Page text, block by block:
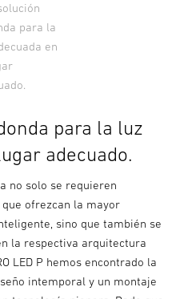
para la
en
para la luz
adecuado.
no solo se requieren
ofrezcan la mayor
sino que también se
la respectiva arquitectura
LED P hemos encontrado la
intemporal y un montaje